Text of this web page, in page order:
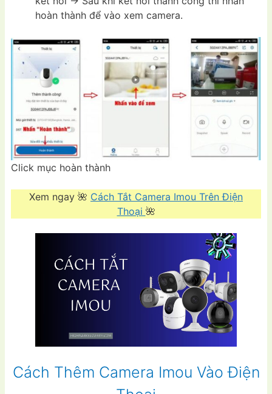
hoàn thành để vào xem camera.
Click mục hoàn thành
Xem ngay 🌺 Cách Tắt Camera Imou Trên Điện
Thoại 🌺
Cách Thêm Camera Imou Vào Điện